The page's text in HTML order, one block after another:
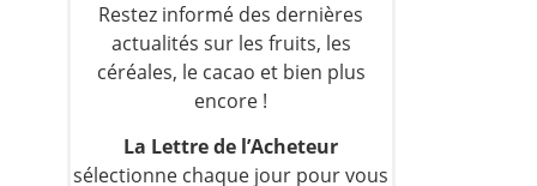
Restez informé des dernières
actualités sur les fruits, les
céréales, le cacao et bien plus
encore !
La Lettre de l’Acheteur
sélectionne chaque jour pour vous